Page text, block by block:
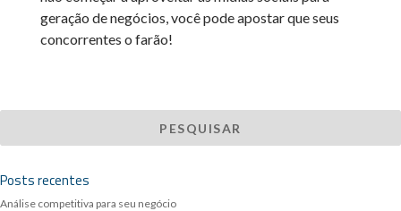
geração de negócios, você pode apostar que seus
concorrentes o farão!
Posts recentes
Análise competitiva para seu negócio